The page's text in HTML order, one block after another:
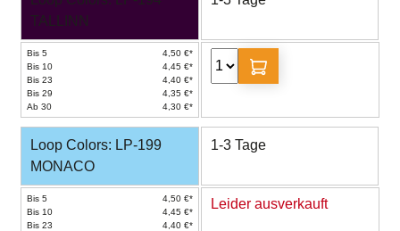
TALLINN
Bis 5
4,50 €*
Bis 10
4,45 €*
Bis 23
4,40 €*
Bis 29
4,35 €*
Ab 30
4,30 €*
Loop Colors: LP-199
MONACO
1-3 Tage
Bis 5
4,50 €*
Bis 10
4,45 €*
Bis 23
4,40 €*
Leider ausverkauft